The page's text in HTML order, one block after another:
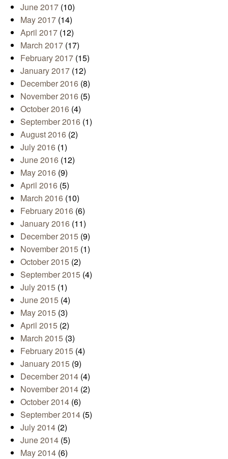
June 2017 (10)
May 2017 (14)
April 2017 (12)
March 2017 (17)
February 2017 (15)
January 2017 (12)
December 2016 (8)
November 2016 (5)
October 2016 (4)
September 2016 (1)
August 2016 (2)
July 2016 (1)
June 2016 (12)
May 2016 (9)
April 2016 (5)
March 2016 (10)
February 2016 (6)
January 2016 (11)
December 2015 (9)
November 2015 (1)
October 2015 (2)
September 2015 (4)
July 2015 (1)
June 2015 (4)
May 2015 (3)
April 2015 (2)
March 2015 (3)
February 2015 (4)
January 2015 (9)
December 2014 (4)
November 2014 (2)
October 2014 (6)
September 2014 (5)
July 2014 (2)
June 2014 (5)
May 2014 (6)